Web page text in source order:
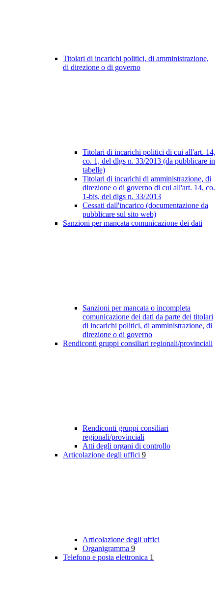
Titolari di incarichi politici, di amministrazione,
di direzione o di governo
Titolari di incarichi politici di cui all'art. 14,
co. 1, del dlgs n. 33/2013 (da pubblicare in
tabelle)
Titolari di incarichi di amministrazione, di
direzione o di governo di cui all'art. 14, co.
1-bis, del dlgs n. 33/2013
Cessati dall'incarico (documentazione da
pubblicare sul sito web)
Sanzioni per mancata comunicazione dei dati
Sanzioni per mancata o incompleta
comunicazione dei dati da parte dei titolari
di incarichi politici, di amministrazione, di
direzione o di governo
Rendiconti gruppi consiliari regionali/provinciali
Rendiconti gruppi consiliari
regionali/provinciali
Atti degli organi di controllo
Articolazione degli uffici 9
Articolazione degli uffici
Organigramma 9
Telefono e posta elettronica 1